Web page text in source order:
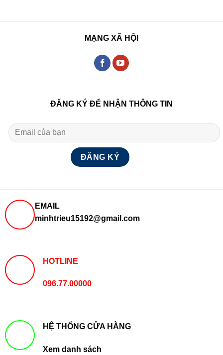
MẠNG XÃ HỘI
ĐĂNG KÝ ĐỂ NHẬN THÔNG TIN
EMAIL
minhtrieu15192@gmail.com
HOTLINE
096.77.00000
HỆ THỐNG CỬA HÀNG
Xem danh sách